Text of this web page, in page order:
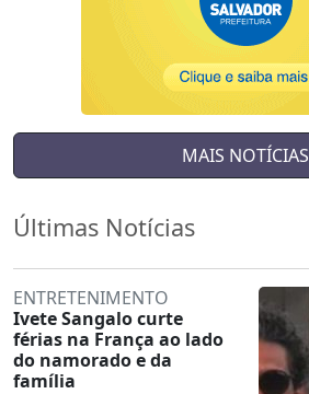
MAIS NOTÍCIAS
Últimas Notícias
ENTRETENIMENTO
Ivete Sangalo curte
férias na França ao lado
do namorado e da
família